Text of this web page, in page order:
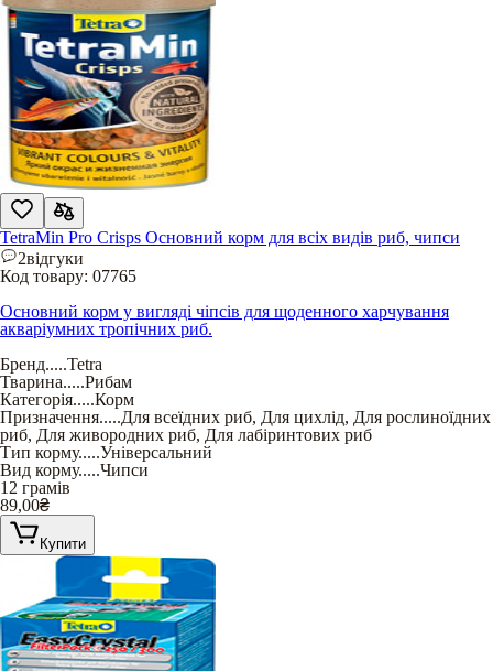
TetraMin Pro Crisps Основний корм для всіх видів риб, чипси
2відгуки
Код товару: 07765
Основний корм у вигляді чіпсів для щоденного харчування
акваріумних тропічних риб.
Бренд.....Tetra
Тварина.....Рибам
Категорія.....Корм
Призначення.....Для всеїдних риб, Для цихлід, Для рослиноїдних
риб, Для живородних риб, Для лабіринтових риб
Тип корму.....Універсальний
Вид корму.....Чипси
12 грамів
89,00₴
Купити